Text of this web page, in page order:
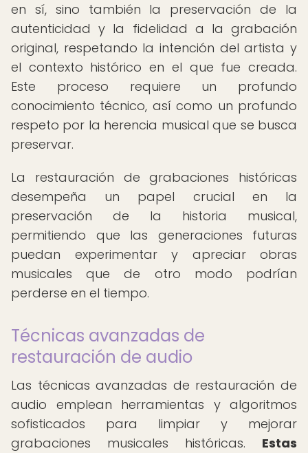
en sí, sino también la preservación de la
autenticidad y la fidelidad a la grabación
original, respetando la intención del artista y
el contexto histórico en el que fue creada.
Este proceso requiere un profundo
conocimiento técnico, así como un profundo
respeto por la herencia musical que se busca
preservar.
La restauración de grabaciones históricas
desempeña un papel crucial en la
preservación de la historia musical,
permitiendo que las generaciones futuras
puedan experimentar y apreciar obras
musicales que de otro modo podrían
perderse en el tiempo.
Técnicas avanzadas de
restauración de audio
Las técnicas avanzadas de restauración de
audio emplean herramientas y algoritmos
sofisticados para limpiar y mejorar
grabaciones musicales históricas. Estas